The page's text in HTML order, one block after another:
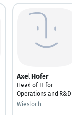
Axel Hofer
Head of IT for
Operations and R&D
Wiesloch